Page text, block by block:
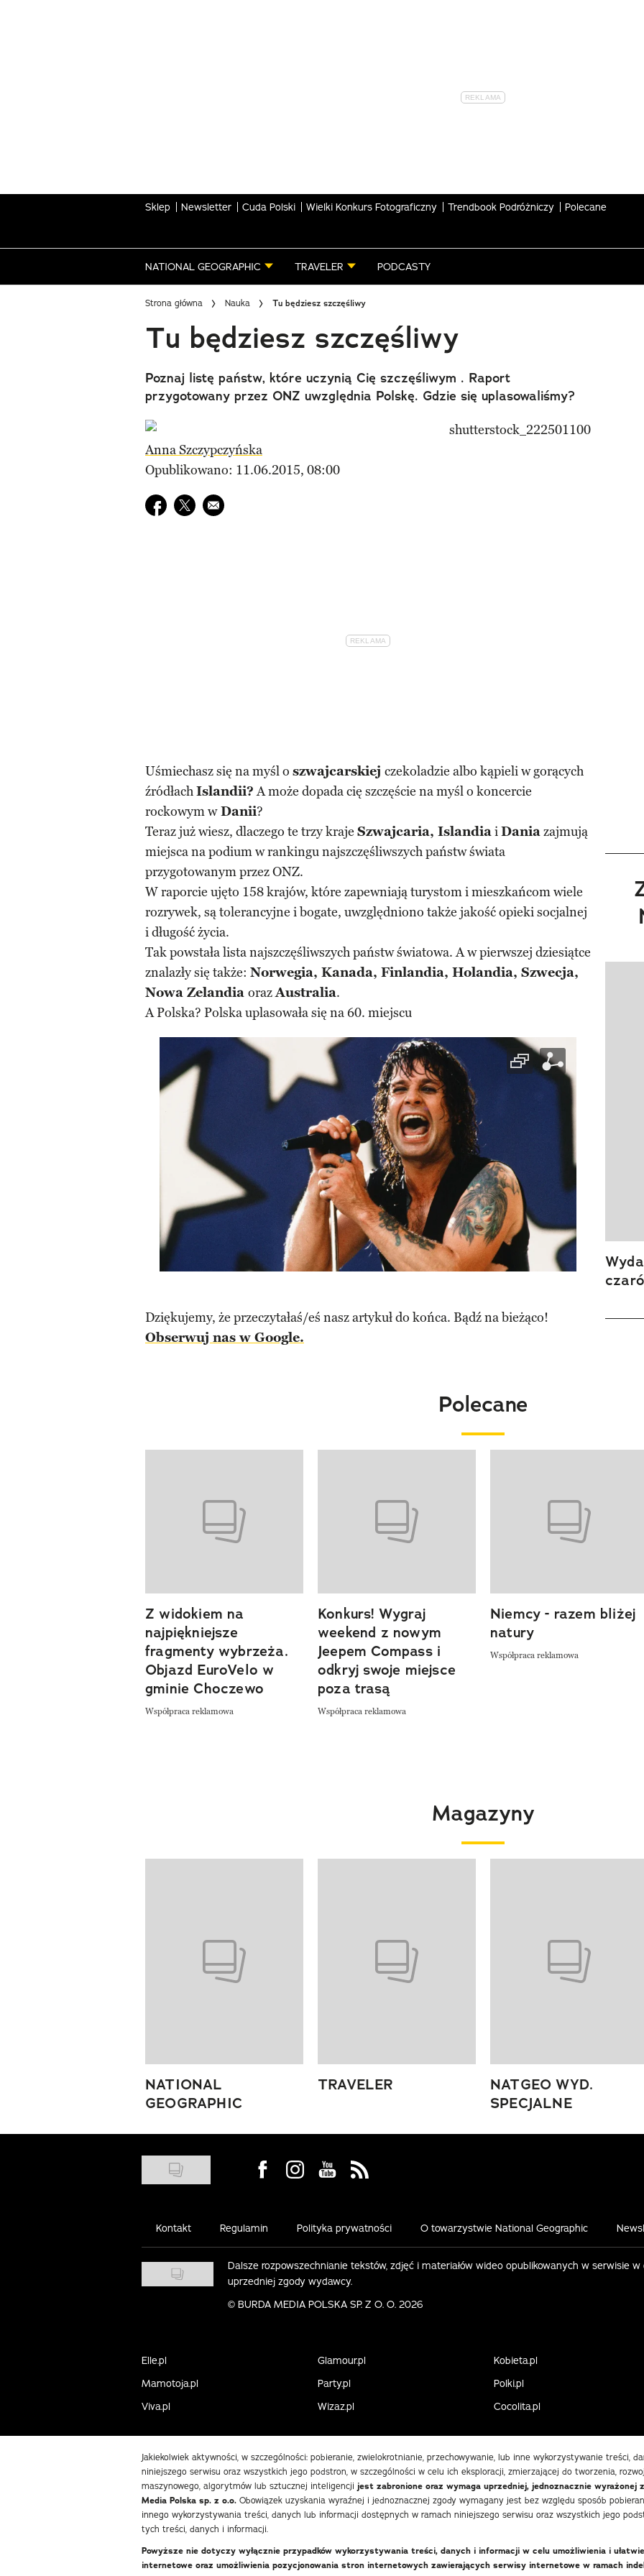
Sklep Newsletter Cuda Polski Wielki Konkurs Fotograficzny Trendbook Podróżniczy Polecane
NATIONAL GEOGRAPHIC TRAVELER PODCASTY
Strona główna Nauka Tu będziesz szczęśliwy
Tu będziesz szczęśliwy
Poznaj listę państw, które uczynią Cię szczęśliwym . Raport
przygotowany przez ONZ uwzględnia Polskę. Gdzie się uplasowaliśmy?
Anna Szczypczyńska
Opublikowano: 11.06.2015, 08:00
Udostępnij na facebook
Udostępnij na twitter
E-mail do przyjaciela
Uśmiechasz się na myśl o szwajcarskiej czekoladzie albo kąpieli w gorących
źródłachIslandii?A może dopada cię szczęście na myśl o koncercie
rockowym wDanii?
Teraz już wiesz, dlaczego te trzy kraje Szwajcaria, IslandiaiDaniazajmują
miejsca na podium w rankingu najszczęśliwszych państw świata
przygotowanym przez ONZ.
W raporcie ujęto 158 krajów, które zapewniają turystom i mieszkańcom wiele
rozrywek, są tolerancyjne i bogate, uwzględniono także jakość opieki socjalnej
i długość życia.
Tak powstała lista najszczęśliwszych państw światowa. A w pierwszej dziesiątce
znalazły się także: Norwegia, Kanada, Finlandia, Holandia, Szwecja,
Nowa Zelandia orazAustralia.
A Polska? Polska uplasowała się na 60. miejscu
Dziękujemy, że przeczytałaś/eś nasz artykuł do końca. Bądź na bieżąco!
Obserwuj nas w Google.
Polecane
previous element
Z widokiem na
najpiękniejsze
fragmenty wybrzeża.
Objazd EuroVelo w
gminie Choczewo
Współpraca reklamowa
Konkurs! Wygraj
weekend z nowym
Jeepem Compass i
odkryj swoje miejsce
poza trasą
Współpraca reklamowa
Niemcy - razem bliżej
natury
Współpraca reklamowa
Magazyny
NATIONAL
GEOGRAPHIC
TRAVELER
NATGEO WYD.
SPECJALNE
Visit us on Facebook
Visit us on Instagram
Visit us on Youtube
Visit us on Rss
Kontakt Regulamin Polityka prywatności O towarzystwie National Geographic
Dalsze rozpowszechnianie tekstów, zdjęć i materiałów wideo opublikowanych w serwisie
uprzedniej zgody wydawcy.
© BURDA MEDIA POLSKA SP. Z O. O. 2026
Elle.pl Glamour.pl Kobieta.pl
Mamotoja.pl
Party.pl Polki.pl
Viva.pl
Wizaz.pl Cocolita.pl
Jakiekolwiek aktywności, w szczególności: pobieranie, zwielokrotnianie, przechowywanie, lub inne wykorzystywanie treści,
niniejszego serwisu oraz wszystkich jego podstron, w szczególności w celu ich eksploracji, zmierzającej do tworzenia,
maszynowego, algorytmów lub sztucznej inteligencji jest zabronione oraz wymaga uprzedniej, jednoznacznie wyrażonej
Media Polska sp. z o.o. Obowiązek uzyskania wyraźnej i jednoznacznej zgody wymagany jest bez względu sposób
innego wykorzystywania treści, danych lub informacji dostępnych w ramach niniejszego serwisu oraz wszystkich jego
tych treści, danych i informacji.
Powyższe nie dotyczy wyłącznie przypadków wykorzystywania treści, danych i informacji w celu umożliwienia i
internetowe oraz umożliwienia pozycjonowania stron internetowych zawierających serwisy internetowe w ramach